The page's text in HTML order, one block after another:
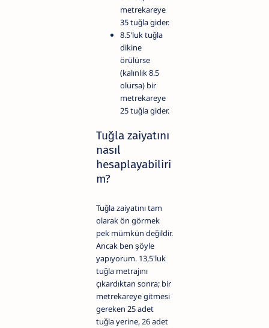
metrekareye
35 tuğla gider.
8.5'luk tuğla
dikine
örülürse
(kalınlık 8.5
olursa) bir
metrekareye
25 tuğla gider.
Tuğla zaiyatını
nasıl
hesaplayabiliri
m?
Tuğla zaiyatını tam
olarak ön görmek
pek mümkün değildir.
Ancak ben şöyle
yapıyorum. 13,5'luk
tuğla metrajını
çıkardıktan sonra; bir
metrekareye gitmesi
gereken 25 adet
tuğla yerine, 26 adet